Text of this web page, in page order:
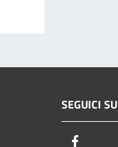
SEGUICI SU